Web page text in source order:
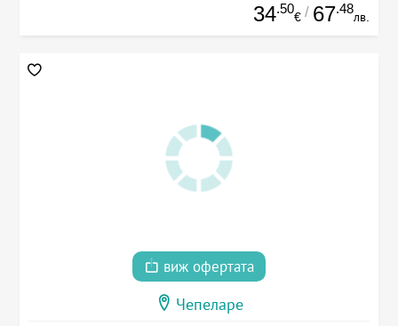
34.50
€ / 67.48
лв.
виж офертата
Чепеларе